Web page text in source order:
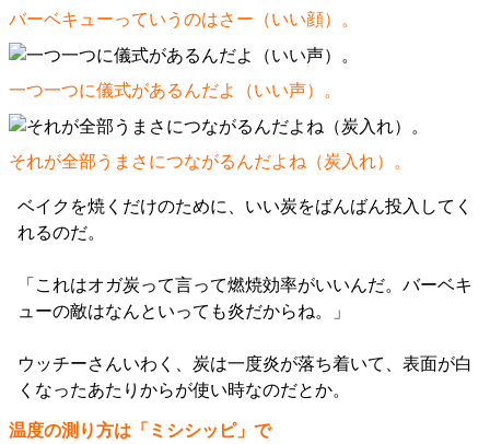
バーベキューっていうのはさー（いい顔）。
一つ一つに儀式があるんだよ（いい声）。
それが全部うまさにつながるんだよね（炭入れ）。
ベイクを焼くだけのために、いい炭をばんばん投入してく
れるのだ。
「これはオガ炭って言って燃焼効率がいいんだ。バーベキ
ューの敵はなんといっても炎だからね。」
ウッチーさんいわく、炭は一度炎が落ち着いて、表面が白
くなったあたりからが使い時なのだとか。
温度の測り方は「ミシシッピ」で